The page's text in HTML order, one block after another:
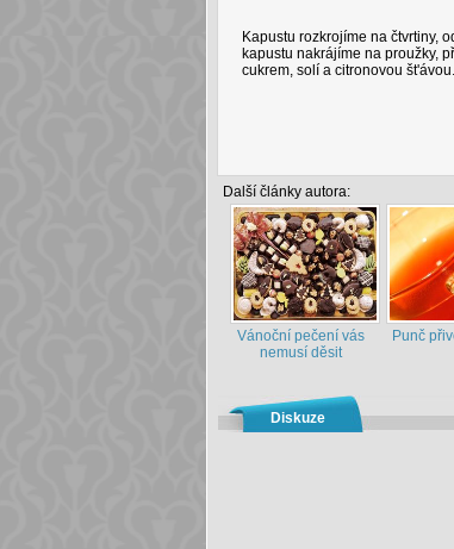
Kapustu rozkrojíme na čtvrtiny,
kapustu nakrájíme na proužky,
cukrem, solí a citronovou št'ávou.
Další články autora:
Vánoční pečení vás
nemusí děsit
Punč
Diskuze